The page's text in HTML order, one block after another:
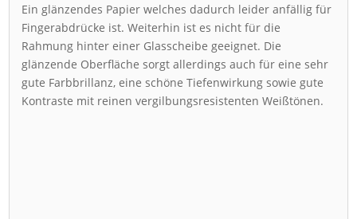
Ein glänzendes Papier welches dadurch leider anfällig für
Fingerabdrücke ist. Weiterhin ist es nicht für die
Rahmung hinter einer Glasscheibe geeignet. Die
glänzende Oberfläche sorgt allerdings auch für eine sehr
gute Farbbrillanz, eine schöne Tiefenwirkung sowie gute
Kontraste mit reinen vergilbungsresistenten Weißtönen.